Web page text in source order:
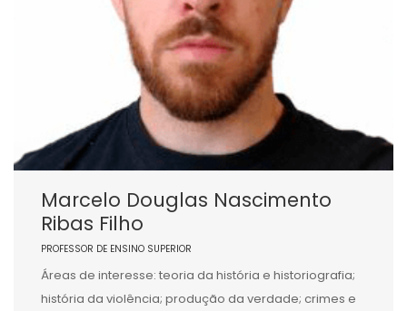
Marcelo Douglas Nascimento
Ribas Filho
PROFESSOR DE ENSINO SUPERIOR
Áreas de interesse: teoria da história e historiografia;
história da violência; produção da verdade; crimes e